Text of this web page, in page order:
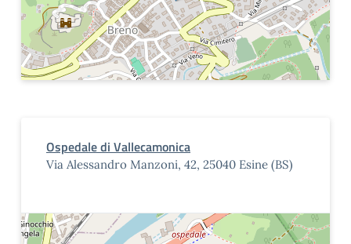
Ospedale di Vallecamonica
Via Alessandro Manzoni, 42, 25040 Esine (BS)